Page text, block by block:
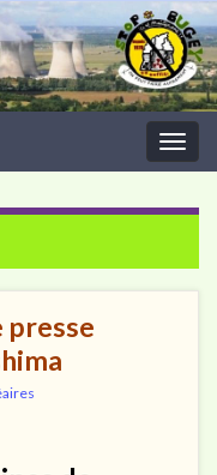
presse